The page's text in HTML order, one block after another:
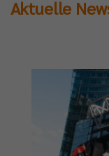
Aktuelle